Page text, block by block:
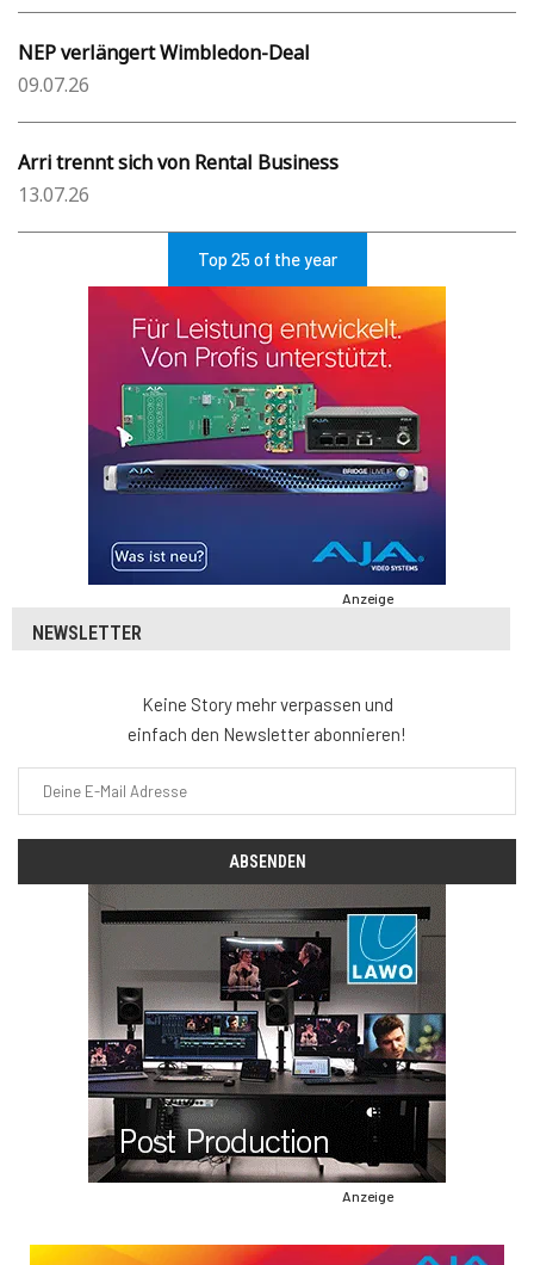
NEP verlängert Wimbledon-Deal
09.07.26
Arri trennt sich von Rental Business
13.07.26
Top 25 of the year
Anzeige
NEWSLETTER
Keine Story mehr verpassen und
einfach den Newsletter abonnieren!
Anzeige